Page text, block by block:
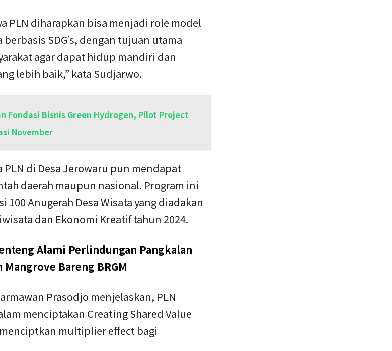
PLN diharapkan bisa menjadi role model
SDG’s, dengan tujuan utama
agar dapat hidup mandiri dan
lebih baik,” kata Sudjarwo.
Fondasi Bisnis Green Hydrogen, Pilot Project
November
PLN di Desa Jerowaru pun mendapat
daerah maupun nasional. Program ini
100 Anugerah Desa Wisata yang diadakan
dan Ekonomi Kreatif tahun 2024.
Alami Perlindungan Pangkalan
Mangrove Bareng BRGM
Prasodjo menjelaskan, PLN
menciptakan Creating Shared Value
multiplier effect bagi